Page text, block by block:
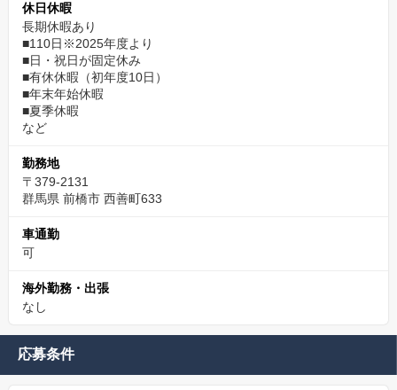
休日休暇
長期休暇あり
■110日※2025年度より
■日・祝日が固定休み
■有休休暇（初年度10日）
■年末年始休暇
■夏季休暇
など
勤務地
〒379-2131
群馬県 前橋市 西善町633
車通勤
可
海外勤務・出張
なし
応募条件